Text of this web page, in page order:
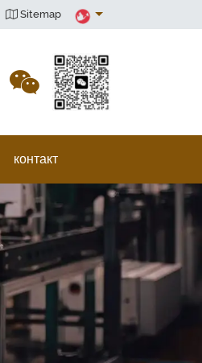
Sitemap
контакт